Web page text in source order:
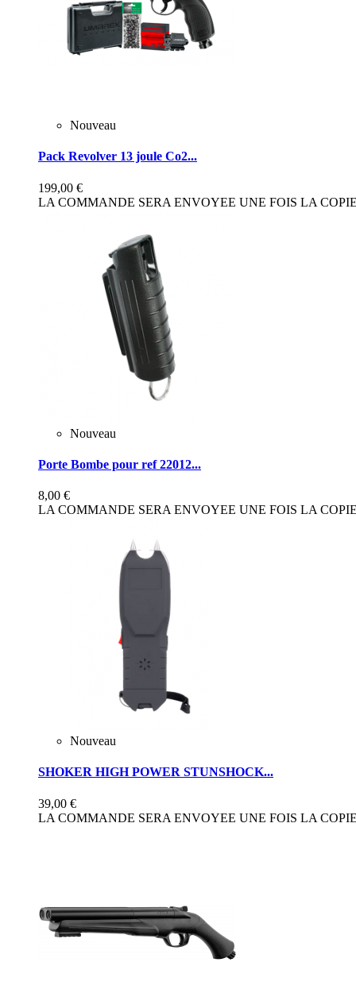
Nouveau
Pack Revolver 13 joule Co2...
199,00 €
LA COMMANDE SERA ENVOYEE UNE FOIS LA
Nouveau
Porte Bombe pour ref 22012...
8,00 €
LA COMMANDE SERA ENVOYEE UNE FOIS LA
Nouveau
SHOKER HIGH POWER STUNSHOCK...
39,00 €
LA COMMANDE SERA ENVOYEE UNE FOIS LA